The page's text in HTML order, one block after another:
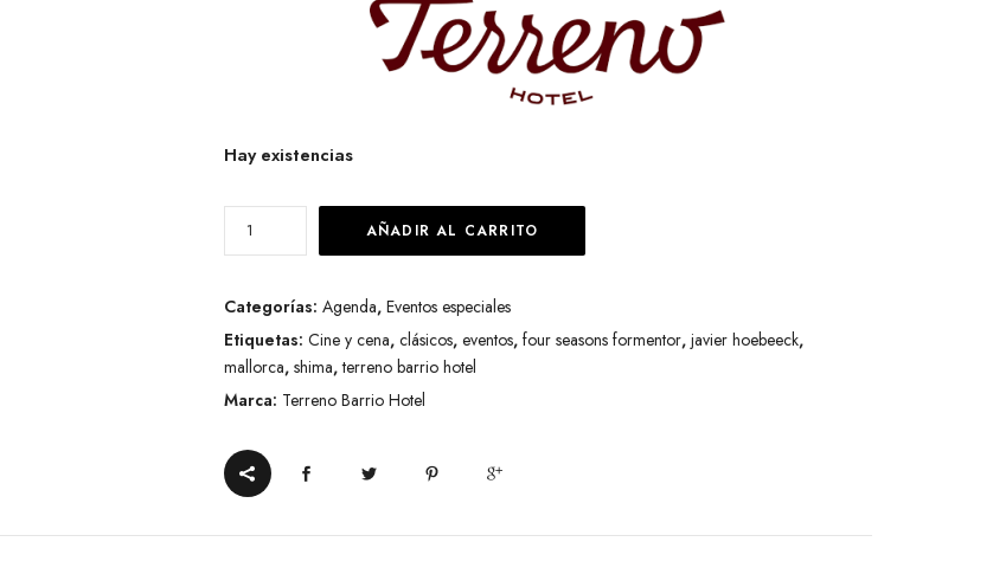
Hay existencias
Cine
y
-
El
Viaje
de
Chihiro
by
Hoebeeck
AÑADIR AL CARRITO
Categorías: Agenda, Eventos especiales
Etiquetas: Cine y cena, clásicos, eventos, four seasons formentor, javier hoebeeck,
mallorca, shima,terreno barrio hotel
Marca: Terreno Barrio Hotel